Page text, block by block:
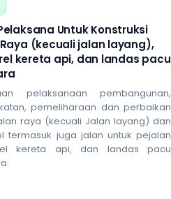
Untuk Konstruksi
(kecuali jalan layang),
kereta api, dan landas pacu
pelaksanaan pembangunan,
pemeliharaan dan perbaikan
raya (kecuali Jalan layang) dan
termasuk juga jalan untuk pejalan
kereta api, dan landas pacu